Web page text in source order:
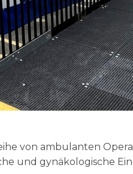
von ambulanten
und gynäkologische